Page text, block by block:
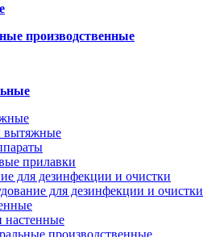
производственные
вытяжные
прилавки
для дезинфекции и очистки
для дезинфекции и очистки
настенные
производственные